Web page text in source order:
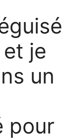
je
un
pour